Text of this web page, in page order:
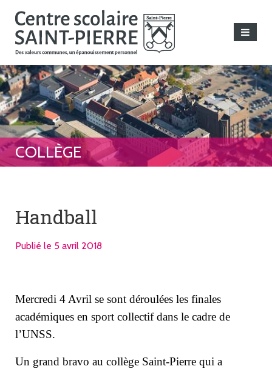
Handball
Publié le 5 avril 2018
Mercredi 4 Avril se sont déroulées les finales
académiques en sport collectif dans le cadre de
l’UNSS.
Un grand bravo au collège Saint-Pierre qui a